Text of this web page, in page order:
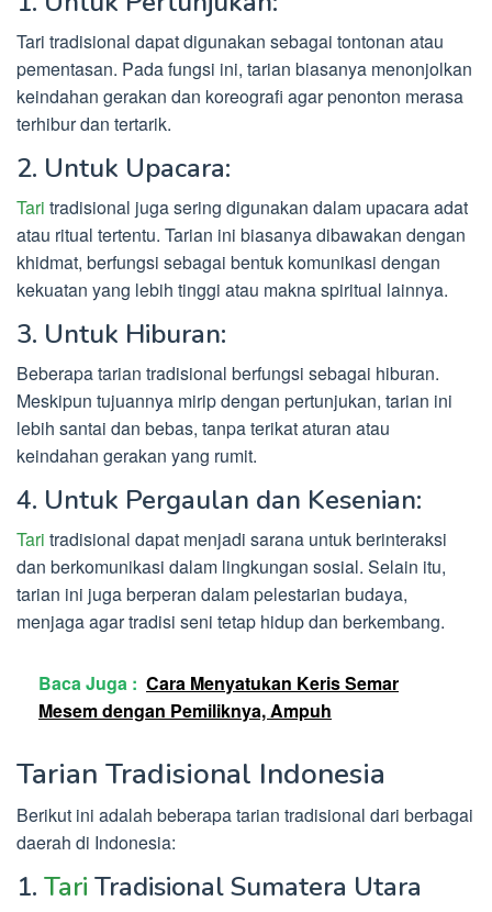
Tari tradisional dapat digunakan sebagai tontonan atau
pementasan. Pada fungsi ini, tarian biasanya menonjolkan
keindahan gerakan dan koreografi agar penonton merasa
terhibur dan tertarik.
2. Untuk Upacara:
Tari tradisional juga sering digunakan dalam upacara adat
atau ritual tertentu. Tarian ini biasanya dibawakan dengan
khidmat, berfungsi sebagai bentuk komunikasi dengan
kekuatan yang lebih tinggi atau makna spiritual lainnya.
3. Untuk Hiburan:
Beberapa tarian tradisional berfungsi sebagai hiburan.
Meskipun tujuannya mirip dengan pertunjukan, tarian ini
lebih santai dan bebas, tanpa terikat aturan atau
keindahan gerakan yang rumit.
4. Untuk Pergaulan dan Kesenian:
Tari tradisional dapat menjadi sarana untuk berinteraksi
dan berkomunikasi dalam lingkungan sosial. Selain itu,
tarian ini juga berperan dalam pelestarian budaya,
menjaga agar tradisi seni tetap hidup dan berkembang.
Baca Juga : Cara Menyatukan Keris Semar
Mesem dengan Pemiliknya, Ampuh
Tarian Tradisional Indonesia
Berikut ini adalah beberapa tarian tradisional dari berbagai
daerah di Indonesia:
1. Tari Tradisional Sumatera Utara